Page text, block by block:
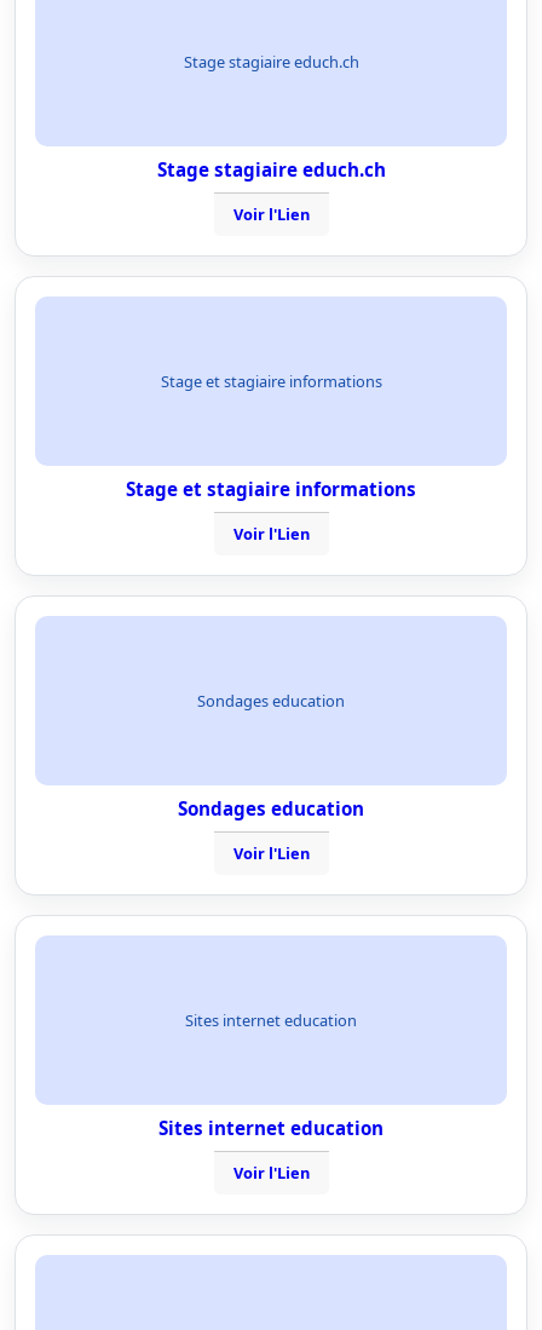
Stage stagiaire educh.ch
Stage stagiaire educh.ch
Voir l'Lien
Stage et stagiaire informations
Stage et stagiaire informations
Voir l'Lien
Sondages education
Sondages education
Voir l'Lien
Sites internet education
Sites internet education
Voir l'Lien